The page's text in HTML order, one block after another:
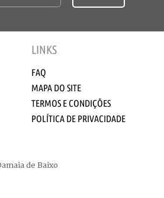
LINKS
FAQ
MAPA DO SITE
TERMOS E CONDIÇÕES
POLÍTICA DE PRIVACIDADE
de Baixo